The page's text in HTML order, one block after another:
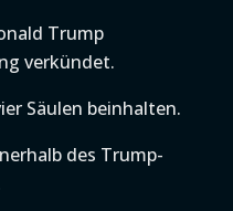
Trump
verkündet.
Säulen beinhalten.
des Trump-